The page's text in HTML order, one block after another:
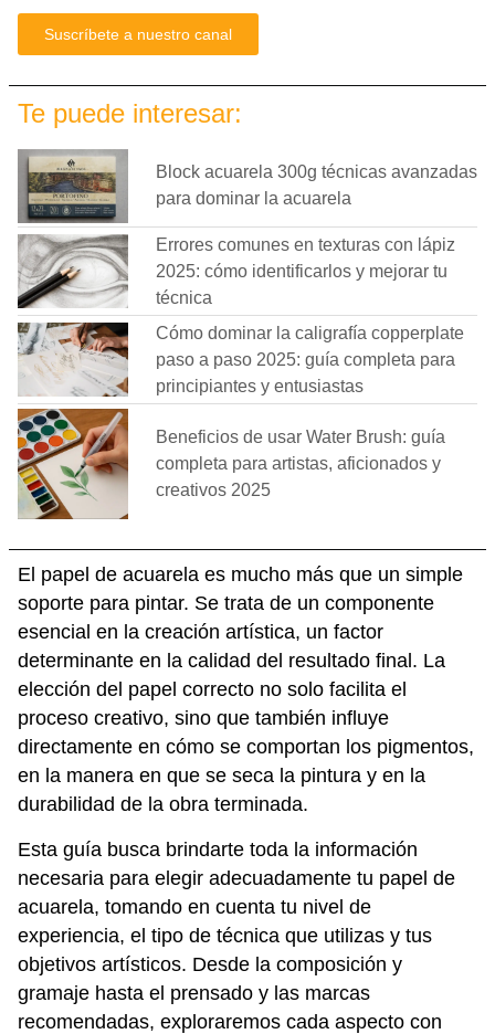
Suscríbete a nuestro canal
Te puede interesar:
Block acuarela 300g técnicas avanzadas
para dominar la acuarela
Errores comunes en texturas con lápiz
2025: cómo identificarlos y mejorar tu
técnica
Cómo dominar la caligrafía copperplate
paso a paso 2025: guía completa para
principiantes y entusiastas
Beneficios de usar Water Brush: guía
completa para artistas, aficionados y
creativos 2025
El papel de acuarela es mucho más que un simple
soporte para pintar. Se trata de un componente
esencial en la creación artística, un factor
determinante en la calidad del resultado final. La
elección del papel correcto no solo facilita el
proceso creativo, sino que también influye
directamente en cómo se comportan los pigmentos,
en la manera en que se seca la pintura y en la
durabilidad de la obra terminada.
Esta guía busca brindarte toda la información
necesaria para elegir adecuadamente tu papel de
acuarela, tomando en cuenta tu nivel de
experiencia, el tipo de técnica que utilizas y tus
objetivos artísticos. Desde la composición y
gramaje hasta el prensado y las marcas
recomendadas, exploraremos cada aspecto con